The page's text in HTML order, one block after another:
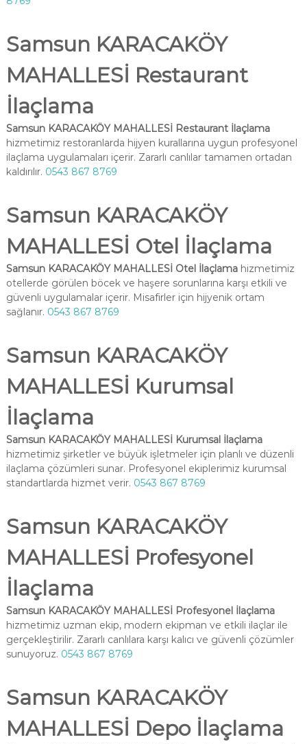
Samsun KARACAKÖY
MAHALLESİ Restaurant
İlaçlama
Samsun KARACAKÖY MAHALLESİ Restaurant İlaçlama
hizmetimiz restoranlarda hijyen kurallarına uygun profesyonel
ilaçlama uygulamaları içerir. Zararlı canlılar tamamen ortadan
kaldırılır. 0543 867 8769
Samsun KARACAKÖY
MAHALLESİ Otel İlaçlama
Samsun KARACAKÖY MAHALLESİ Otel İlaçlamahizmetimiz
otellerde görülen böcek ve haşere sorunlarına karşı etkili ve
güvenli uygulamalar içerir. Misafirler için hijyenik ortam
sağlanır. 0543 867 8769
Samsun KARACAKÖY
MAHALLESİ Kurumsal
İlaçlama
Samsun KARACAKÖY MAHALLESİ Kurumsal İlaçlama
hizmetimiz şirketler ve büyük işletmeler için planlı ve düzenli
ilaçlama çözümleri sunar. Profesyonel ekiplerimiz kurumsal
standartlarda hizmet verir. 0543 867 8769
Samsun KARACAKÖY
MAHALLESİ Profesyonel
İlaçlama
Samsun KARACAKÖY MAHALLESİ Profesyonel İlaçlama
hizmetimiz uzman ekip, modern ekipman ve etkili ilaçlar ile
gerçekleştirilir. Zararlı canlılara karşı kalıcı ve güvenli çözümler
sunuyoruz. 0543 867 8769
Samsun KARACAKÖY
MAHALLESİ Depo İlaçlama